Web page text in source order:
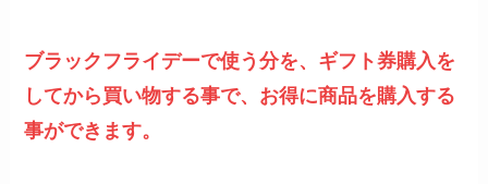
ブラックフライデーで使う分を、ギフト券購入を
してから買い物する事で、お得に商品を購入する
事ができます。